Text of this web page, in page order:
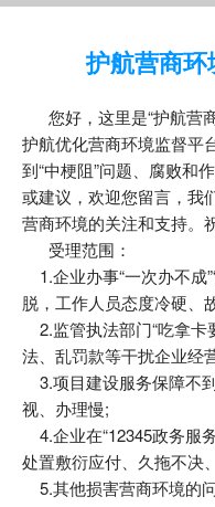
护航营商
您好，这里是“护航营
护航优化营商环境监督平
到“中梗阻”问题、腐败和
或建议，欢迎您留言，我
营商环境的关注和支持。
受理范围：
1.企业办事“一次办不成
脱，工作人员态度冷硬、
2.监管执法部门“吃拿卡
法、乱罚款等干扰企业经
3.项目建设服务保障不
视、办理慢;
4.企业在“12345政务服
处置敷衍应付、久拖不决
5.其他损害营商环境的问